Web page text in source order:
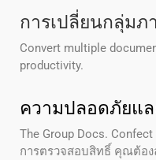
การเปลี่ยนกลุ่มภ
Convert multiple
productivity.
ความปลอดภัยแ
The Group Docs.
การตรวจสอบสิทธิ์ คุณต้อง